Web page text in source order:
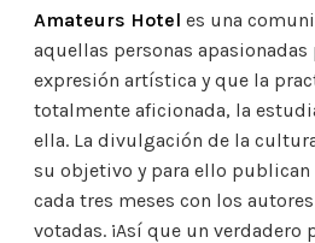
c
e
b
o
o
k
it
te
r
ai
l
p
y
Li
n
k
Amateurs Hotel es una
aquellas personas
expresión artística y que la
totalmente aficionada, la
ella. La divulgación de la
su objetivo y para ello
cada tres meses con los
votadas. ¡Así que un verdadero